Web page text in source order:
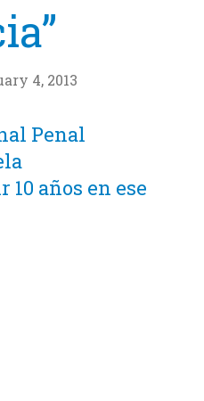
4, 2013
Penal
años en ese